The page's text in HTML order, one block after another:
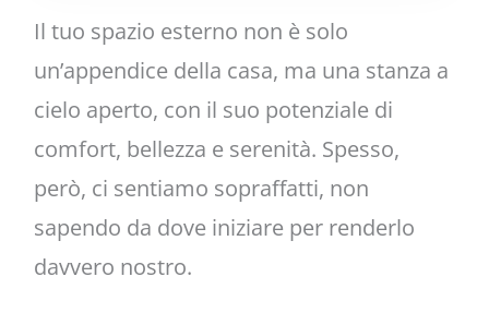
Il tuo spazio esterno non è solo
un’appendice della casa, ma una stanza a
cielo aperto, con il suo potenziale di
comfort, bellezza e serenità. Spesso,
però, ci sentiamo sopraffatti, non
sapendo da dove iniziare per renderlo
davvero nostro.